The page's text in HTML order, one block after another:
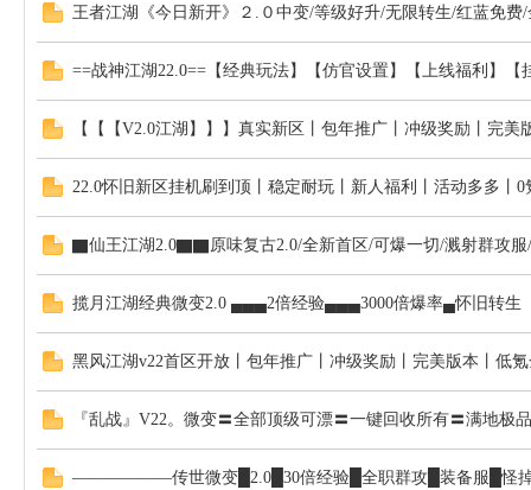
王者江湖《今日新开》２.０中变/等级好升/无限转生/红蓝免费
==战神江湖22.0==【经典玩法】【仿官设置】【上线福利】
【【【V2.0江湖】】】真实新区丨包年推广丨冲级奖励丨完美
22.0怀旧新区挂机刷到顶丨稳定耐玩丨新人福利丨活动多多丨
▇仙王江湖2.0▇▇原味复古2.0/全新首区/可爆一切/溅射群攻服
揽月江湖经典微变2.0 ▄▄▄2倍经验▄▄▄3000倍爆率▄怀旧转生
黑风江湖v22首区开放丨包年推广丨冲级奖励丨完美版本丨低
『乱战』V22。微变〓全部顶级可漂〓一键回收所有〓满地
——————传世微变█2.0█30倍经验█全职群攻█装备服█怪